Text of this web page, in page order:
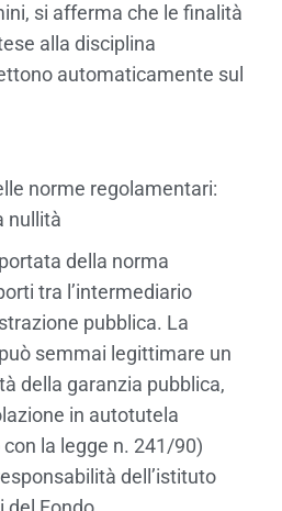
si afferma che le finalità
alla disciplina
automaticamente sul
norme regolamentari:
nullità
della norma
tra l’intermediario
pubblica. La
semmai legittimare un
della garanzia pubblica,
in autotutela
la legge n. 241/90)
dell’istituto